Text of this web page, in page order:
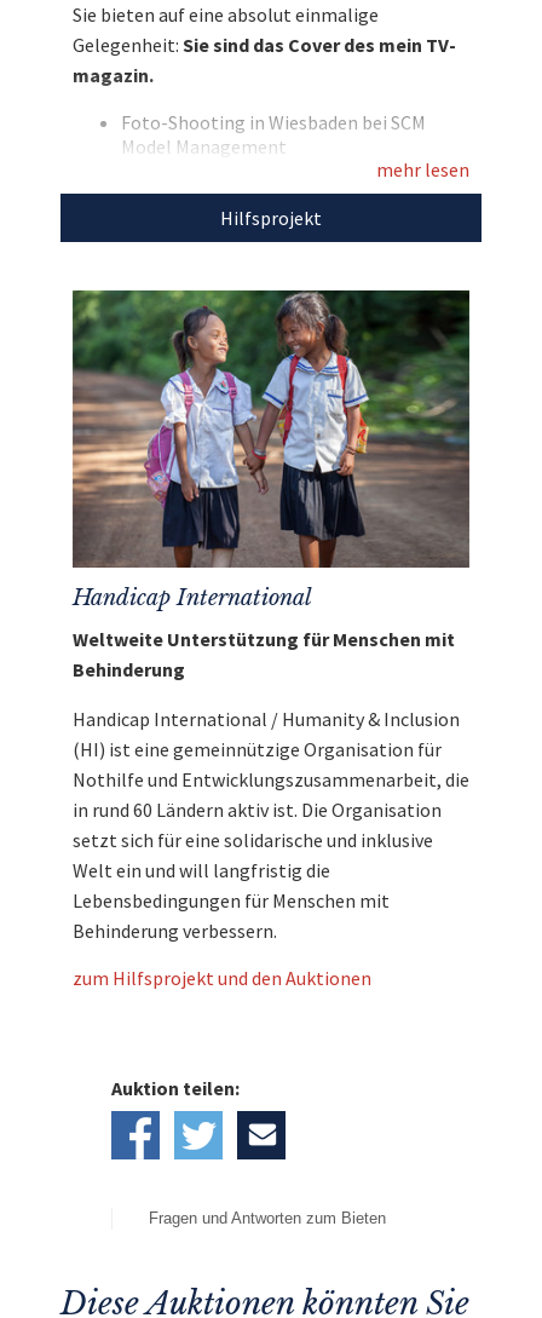
sich beim Foto-Shooting von Ihrer absoluten
Schokoladenseite und strahlen Sie dann
bundesweit vom Cover der Fernsehzeitschrift.
Was für ein einmalige Gelegenheit!
Entdecken Sie bei uns auch weitere
einzigartige Weihnachtsgeschenkefür den
Sie bieten auf eine absolut einmalige
Gelegenheit: Sie sind das Cover des mein TV-
magazin.
Foto-Shooting in Wiesbaden bei SCM
Model Management
Erscheinungsformat: im Laufe des Jahres
2020
Auflage: 150.000 Exemplare
Verbreitung: bundesweit
Eigene Anreise
Ohne Übernachtung
Die Auktion endet zum angegebenen
Zeitpunkt und verlängert sich nicht
Ihr Maximalgebot zählt direkt und wird
angezeigt
Den Erlös der Auktion „Das gab’s noch nie:
Eigenes Bild als Cover im mein TV-magazin“
leiten wir direkt, ohne Abzug von Kosten, an
Handicap International
weiter.
mehr lesen
Hilfsprojekt
Handicap International
Weltweite Unterstützung für Menschen mit
Behinderung
Handicap International / Humanity & Inclusion
(HI) ist eine gemeinnützige Organisation für
Nothilfe und Entwicklungszusammenarbeit, die
in rund 60 Ländern aktiv ist. Die Organisation
setzt sich für eine solidarische und inklusive
Welt ein und will langfristig die
Lebensbedingungen für Menschen mit
Behinderung verbessern.
zum Hilfsprojekt und den Auktionen
Auktion teilen:
Fragen und Antworten zum Bieten
Diese Auktionen könnten Sie